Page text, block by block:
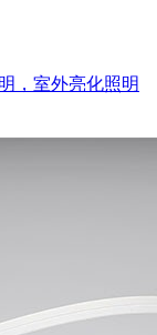
，室外亮化照明